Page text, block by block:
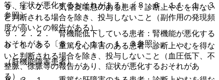
等、症状が悪化するおそれがある）〔８．６、１１．１．３
参照〕。
９．２．２． 腎機能低下している患者：腎機能が悪化する
おそれがある〔８．６、１１．１．３参照〕。
（肝機能障害患者）
９．１．２． 気管支喘息のある患者：診断上やむを得ない
と判断される場合を除き、投与しないこと（副作用の発現頻
度が高いとの報告がある）。
９．１．３． 重篤な心障害のある患者：診断上やむを得な
いと判断される場合を除き、投与しないこと（血圧低下、不
整脈、徐脈等の報告があり、症状が悪化するおそれがあ
る）。